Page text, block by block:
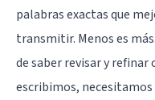
palabras exactas que
transmitir. Menos es
de saber revisar y refinar
escribimos,